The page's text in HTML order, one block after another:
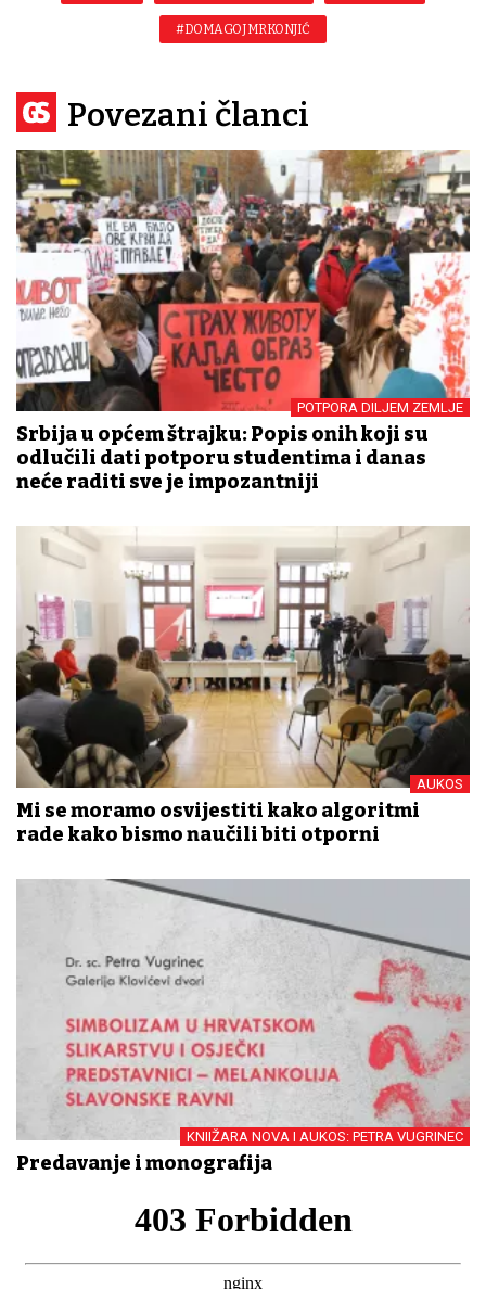
#DOMAGOJ MRKONJIĆ
Povezani članci
POTPORA DILJEM ZEMLJE
Srbija u općem štrajku: Popis onih koji su
odlučili dati potporu studentima i danas
neće raditi sve je impozantniji
AUKOS
Mi se moramo osvijestiti kako algoritmi
rade kako bismo naučili biti otporni
KNIIŽARA NOVA I AUKOS: PETRA VUGRINEC
Predavanje i monografija